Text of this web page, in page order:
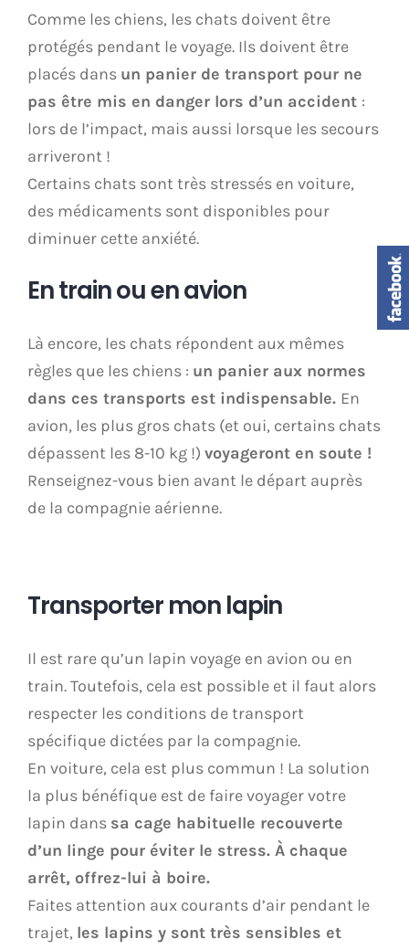
Comme les chiens, les chats doivent être
protégés pendant le voyage. Ils doivent être
placés dans un panier de transport pour ne
pas être mis en danger lors d’un accident :
lors de l’impact, mais aussi lorsque les secours
arriveront !
Certains chats sont très stressés en voiture,
des médicaments sont disponibles pour
diminuer cette anxiété.
En train ou en avion
Là encore, les chats répondent aux mêmes
règles que les chiens : un panier aux normes
dans ces transports est indispensable. En
avion, les plus gros chats (et oui, certains chats
dépassent les 8-10 kg !) voyageront en soute !
Renseignez-vous bien avant le départ auprès
de la compagnie aérienne.
Transporter mon lapin
Il est rare qu’un lapin voyage en avion ou en
train. Toutefois, cela est possible et il faut alors
respecter les conditions de transport
spécifique dictées par la compagnie.
En voiture, cela est plus commun ! La solution
la plus bénéfique est de faire voyager votre
lapin dans sa cage habituelle recouverte
d’un linge pour éviter le stress. À chaque
arrêt, offrez-lui à boire.
Faites attention aux courants d’air pendant le
trajet, les lapins y sont très sensibles et